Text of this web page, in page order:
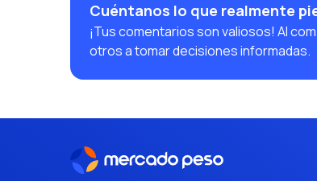
Cuéntanos lo que realmente
¡Tus comentarios son valiosos! Al
otros a tomar decisiones informadas.